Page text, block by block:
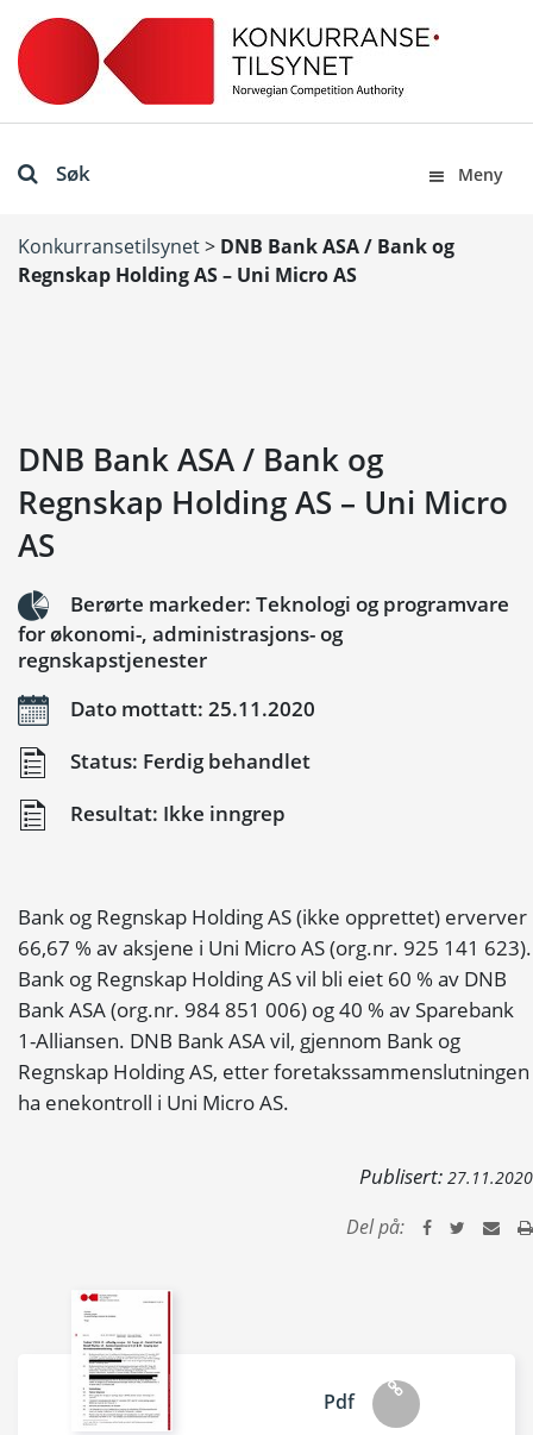
Søk Meny
Konkurransetilsynet> DNB Bank ASA / Bank og
Regnskap Holding AS – Uni Micro AS
DNB Bank ASA / Bank og
Regnskap Holding AS – Uni Micro
AS
Berørte markeder: Teknologi og programvare
for økonomi-, administrasjons- og
regnskapstjenester
Dato mottatt: 25.11.2020
Status: Ferdig behandlet
Resultat: Ikke inngrep
Bank og Regnskap Holding AS (ikke opprettet) erverver
66,67 % av aksjene i Uni Micro AS (org.nr. 925 141 623).
Bank og Regnskap Holding AS vil bli eiet 60 % av DNB
Bank ASA (org.nr. 984 851 006) og 40 % av Sparebank
1-Alliansen. DNB Bank ASA vil, gjennom Bank og
Regnskap Holding AS, etter foretakssammenslutningen
ha enekontroll i Uni Micro AS.
Publisert: 27.11.2020
Del på:
Pdf